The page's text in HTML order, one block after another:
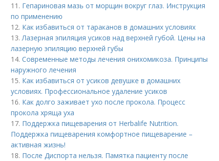
11. Гепариновая мазь от морщин вокруг глаз. Инструкция
по применению
12. Как избавиться от тараканов в домашних условиях
13.Лазерная эпиляция усиков над верхней губой. Цены на
лазерную эпиляцию верхней губы
14.Современные методы лечения онихомикоза. Принципы
наружного лечения
15. Как избавиться от усиков девушке в домашних
условиях. Профессиональное удаление усиков
16. Как долго заживает ухо после прокола. Процесс
прокола хряща уха
17. Поддержка пищеварения от Herbalife Nutrition.
Поддержка пищеварения комфортное пищеварение –
активная жизнь!
18. После Диспорта нельзя. Памятка пациенту после